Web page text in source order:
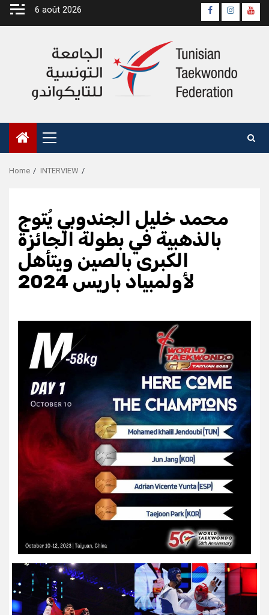
Skip
6 août 2026
Page
Officielle
Instagram
Primary
Menu
Home INTERVIEW
محمد خليل الجندوبي يُتوج
بالذهبية في بطولة الجائزة
الكبرى بالصين ويتأهل
لأولمبياد باريس 2024